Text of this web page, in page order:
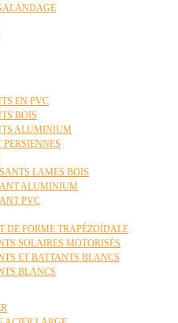
EN PVC
BOIS
ALUMINIUM
LAMES BOIS
ALUMINIUM
PVC
DE FORME TRAPÉZOÏDALE
SOLAIRES MOTORISÉS
ET BATTANTS BLANCS
BLANCS